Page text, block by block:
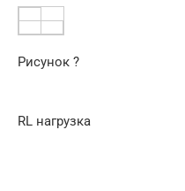
Рисунок ?
RL нагрузка